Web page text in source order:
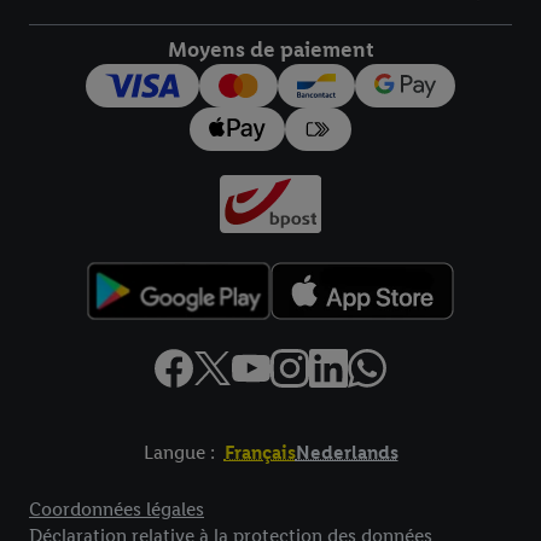
Moyens de paiement
Langue : FrançaisNederlands
Coordonnées légales
Déclaration relative à la protection des données
pour l’avenir dans notre
déclaration relative à la protection des
données.Vous trouverez les impressions ici.